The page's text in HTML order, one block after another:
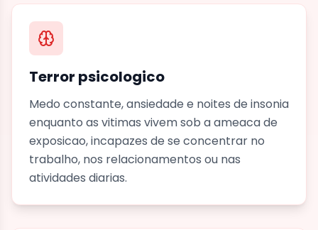
Terror psicologico
Medo constante, ansiedade e noites de insonia
enquanto as vitimas vivem sob a ameaca de
exposicao, incapazes de se concentrar no
trabalho, nos relacionamentos ou nas
atividades diarias.